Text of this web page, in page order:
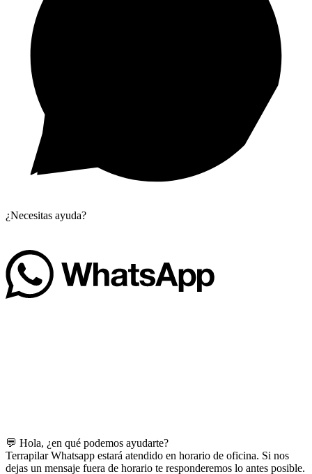
¿Necesitas ayuda?
💬 Hola, ¿en qué podemos ayudarte?
Terrapilar Whatsapp estará atendido en horario de oficina. Si nos
dejas un mensaje fuera de horario te responderemos lo antes posible.